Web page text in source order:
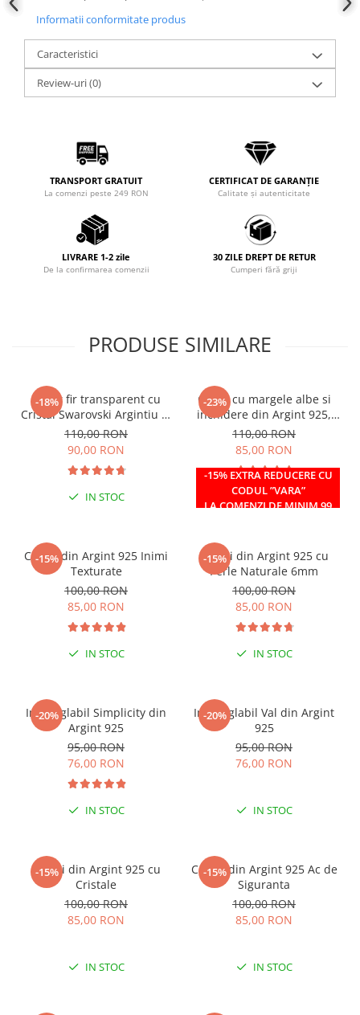
Informatii conformitate produs
Caracteristici
Review-uri(0)
TRANSPORT GRATUIT
La comenzi peste 249 RON
CERTIFICAT DE GARANȚIE
Calitate și autenticitate
LIVRARE 1-2 zile
De la confirmarea comenzii
30 ZILE DREPT DE RETUR
Cumperi fără griji
PRODUSE SIMILARE
-18%
Colier fir transparent cu
Cristal Swarovski Argintiu in
Caseta din Argint 925
110,00 RON
90,00 RON
IN STOC
-23%
-15% EXTRA REDUCERE CU
CODUL ”VARA”
LA COMENZI DE MINIM 99
Colier cu margele albe si
inchidere din Argint 925,
reglabil 38-41 cm
110,00 RON
85,00 RON
IN STOC
-15%
Cercei din Argint 925 Inimi
Texturate
100,00 RON
85,00 RON
IN STOC
-15%
Cercei din Argint 925 cu
Perle Naturale 6mm
100,00 RON
85,00 RON
IN STOC
-20%
Inel reglabil Simplicity din
Argint 925
95,00 RON
76,00 RON
IN STOC
-20%
Inel reglabil Val din Argint
925
95,00 RON
76,00 RON
IN STOC
-15%
Cercei din Argint 925 cu
Cristale
100,00 RON
85,00 RON
IN STOC
-15%
Cercei din Argint 925 Ac de
Siguranta
100,00 RON
85,00 RON
IN STOC